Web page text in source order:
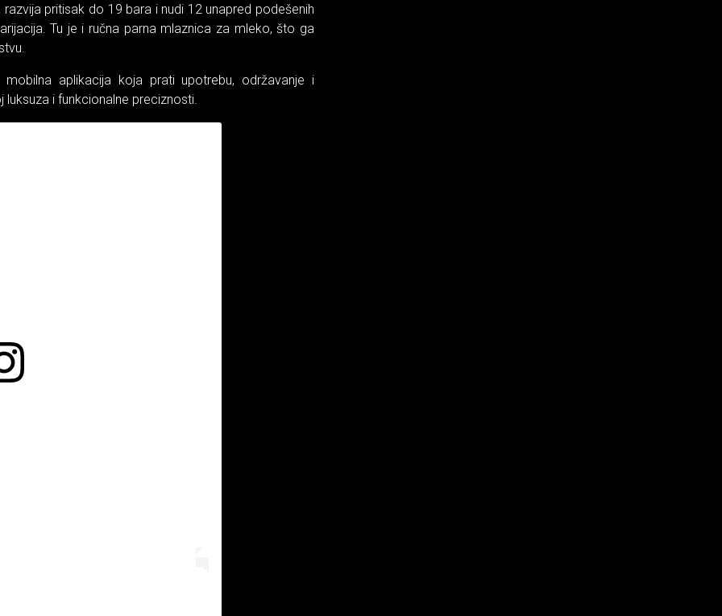
pritisak do 19 bara i nudi 12 unapred podešenih
Tu je i ručna parna mlaznica za mleko, što ga
aplikacija koja prati upotrebu, održavanje i
i funkcionalne preciznosti.